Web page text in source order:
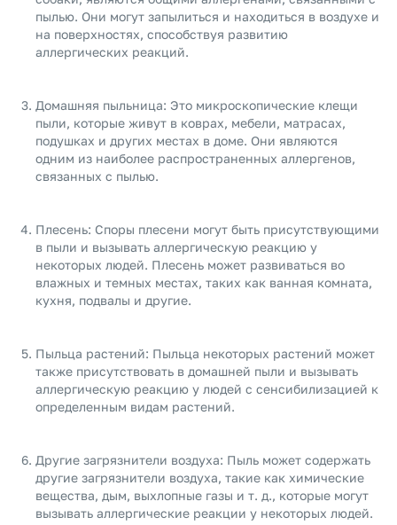
пылью. Они могут запылиться и находиться в воздухе и
на поверхностях, способствуя развитию
аллергических реакций.
Домашняя пыльница: Это микроскопические клещи
пыли, которые живут в коврах, мебели, матрасах,
подушках и других местах в доме. Они являются
одним из наиболее распространенных аллергенов,
связанных с пылью.
Плесень: Споры плесени могут быть присутствующими
в пыли и вызывать аллергическую реакцию у
некоторых людей. Плесень может развиваться во
влажных и темных местах, таких как ванная комната,
кухня, подвалы и другие.
Пыльца растений: Пыльца некоторых растений может
также присутствовать в домашней пыли и вызывать
аллергическую реакцию у людей с сенсибилизацией к
определенным видам растений.
Другие загрязнители воздуха: Пыль может содержать
другие загрязнители воздуха, такие как химические
вещества, дым, выхлопные газы и т. д., которые могут
вызывать аллергические реакции у некоторых людей.